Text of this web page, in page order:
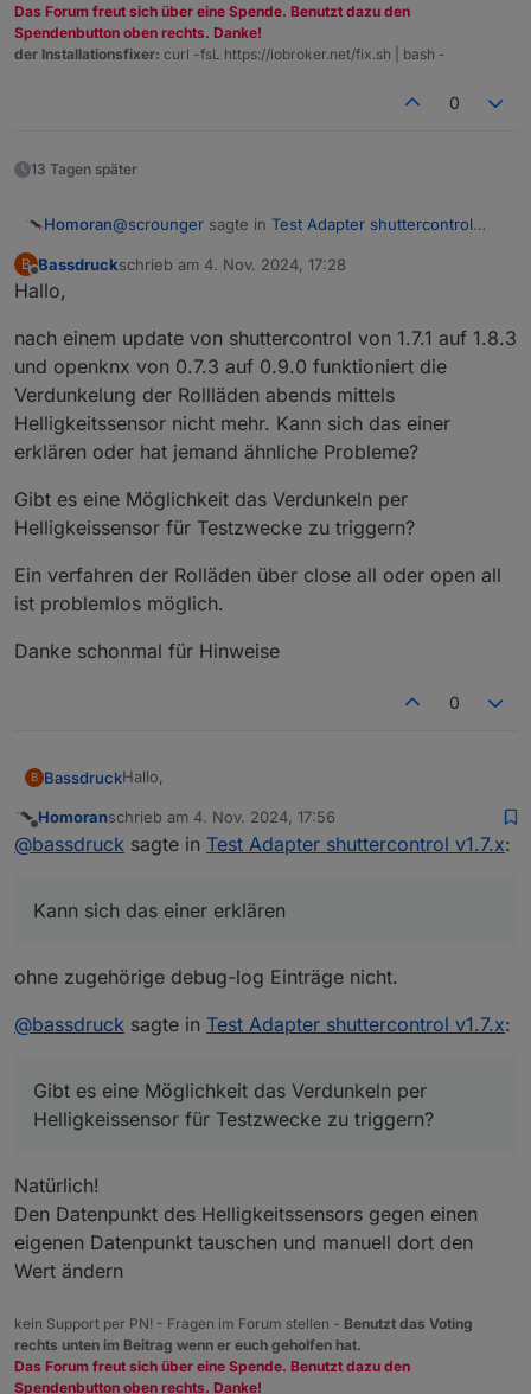
Das Forum freut sich über eine Spende. Benutzt dazu den
Spendenbutton oben rechts. Danke!
der Installationsfixer: curl -fsL https://iobroker.net/fix.sh | bash -
0
13 Tagen später
Homoran@scrounger sagte in Test Adapter shuttercontrol
du musst den Haken setzen!
@homoran sagte in Test Adapter shuttercontrol
v1.7.x:
@ scrounger
Nein!
es soll ja der Manu_Mode beim manuellen
werden, also muss er blockiert werden!
B
Offline
Bassdruckschrieb am 4. Nov. 2024, 17:28
zuletzt editiert von
Hallo,
nach einem update von shuttercontrol von 1.7.1 auf 1.8.3
und openknx von 0.7.3 auf 0.9.0 funktioniert die
Verdunkelung der Rollläden abends mittels
Helligkeitssensor nicht mehr. Kann sich das einer
erklären oder hat jemand ähnliche Probleme?
Gibt es eine Möglichkeit das Verdunkeln per
Helligkeissensor für Testzwecke zu triggern?
Ein verfahren der Rolläden über close all oder open all
ist problemlos möglich.
Danke schonmal für Hinweise
0
B BassdruckHallo,
nach einem update von shuttercontrol von 1.7.1 auf
1.8.3 und openknx von 0.7.3 auf 0.9.0 funktioniert
erklären oder hat jemand ähnliche Probleme?
Ein verfahren der Rolläden über close all oder open
Offline
Homoranschrieb am 4. Nov. 2024, 17:56
zuletzt editiert von
@bassdruck sagte in Test Adapter shuttercontrol v1.7.x:
Kann sich das einer erklären
ohne zugehörige debug-log Einträge nicht.
@bassdruck sagte in Test Adapter shuttercontrol v1.7.x:
Gibt es eine Möglichkeit das Verdunkeln per
Helligkeissensor für Testzwecke zu triggern?
Natürlich!
Den Datenpunkt des Helligkeitssensors gegen einen
eigenen Datenpunkt tauschen und manuell dort den
Wert ändern
kein Support per PN! - Fragen im Forum stellen - Benutzt das Voting
rechts unten im Beitrag wenn er euch geholfen hat.
Das Forum freut sich über eine Spende. Benutzt dazu den
Spendenbutton oben rechts. Danke!